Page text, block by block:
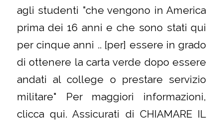
agli studenti "che vengono in America
prima dei 16 anni e che sono stati qui
per cinque anni .. [per] essere in grado
di ottenere la carta verde dopo essere
andati al college o prestare servizio
militare" Per maggiori informazioni,
clicca qui. Assicurati di CHIAMARE IL